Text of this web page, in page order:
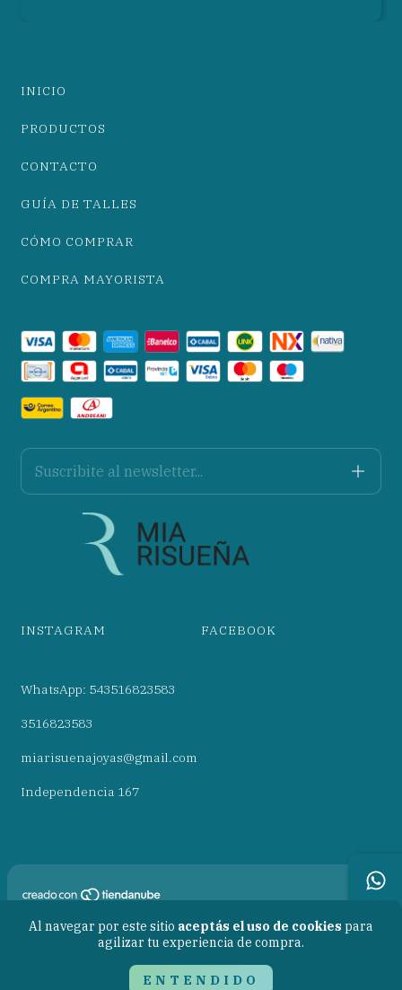
Al navegar por este sitio aceptás el uso de cookies para
agilizar tu experiencia de compra.
ENTENDIDO
INICIO
PRODUCTOS
CONTACTO
GUÍA DE TALLES
CÓMO COMPRAR
COMPRA MAYORISTA
INSTAGRAM FACEBOOK
WhatsApp: 543516823583
3516823583
miarisuenajoyas@gmail.com
Independencia 167
Copyright Mia Risueña* - 27439926908 - 2026. Todos los derechos
reservados.
Botón de arrepentimiento